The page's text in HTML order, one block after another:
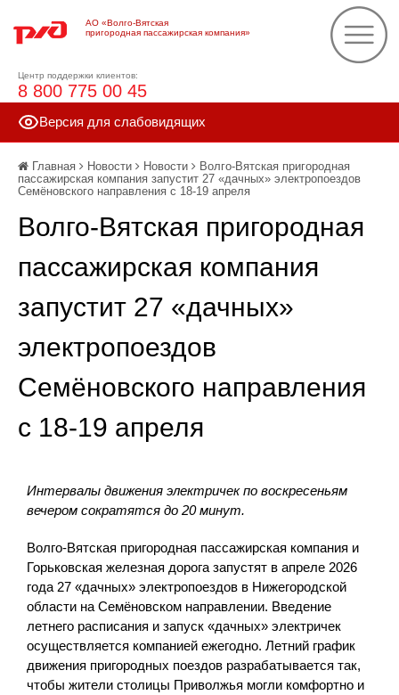
АО «Волго-Вятская
пригородная пассажирская компания»
Центр поддержки клиентов:
8 800 775 00 45
Версия для слабовидящих
Главная Новости Новости
Волго-Вятская пригородная
пассажирская компания запустит 27 «дачных» электропоездов
Семёновского направления с 18-19 апреля
Волго-Вятская пригородная
пассажирская компания
запустит 27 «дачных»
электропоездов
Семёновского направления
с 18-19 апреля
Интервалы движения электричек по воскресеньям
вечером сократятся до 20 минут.
Волго-Вятская пригородная пассажирская компания и
Горьковская железная дорога запустят в апреле 2026
года 27 «дачных» электропоездов в Нижегородской
области на Семёновском направлении. Введение
летнего расписания и запуск «дачных» электричек
осуществляется компанией ежегодно. Летний график
движения пригородных поездов разрабатывается так,
чтобы жители столицы Приволжья могли комфортно и